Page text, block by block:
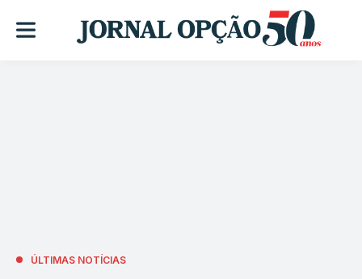
ÚLTIMAS NOTÍCIAS